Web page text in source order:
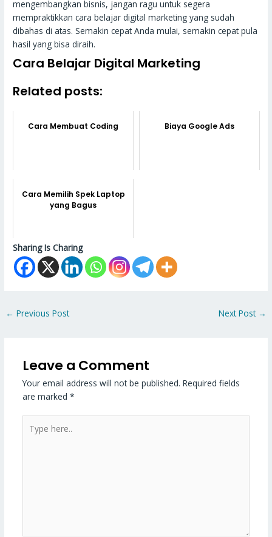
mengembangkan bisnis, jangan ragu untuk segera
mempraktikkan cara belajar digital marketing yang sudah
dibahas di atas. Semakin cepat Anda mulai, semakin cepat pula
hasil yang bisa diraih.
Cara Belajar Digital Marketing
Related posts:
Cara Membuat Coding Biaya Google Ads
Cara Memilih Spek Laptop
yang Bagus
Sharing Is Charing
← Previous Post Next Post →
Leave a Comment
Your email address will not be published. Required fields
are marked *
here..